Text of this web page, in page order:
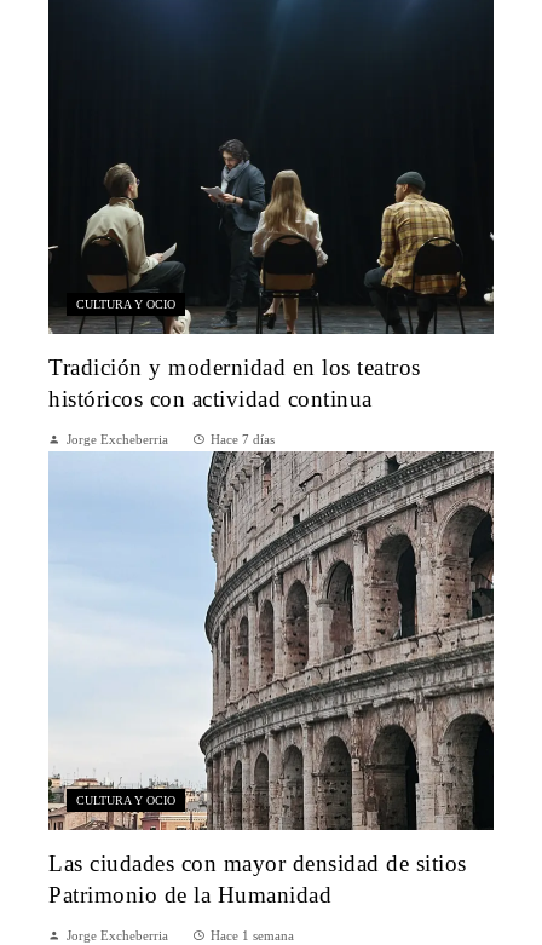
CULTURA Y OCIO
Tradición y modernidad en los teatros
históricos con actividad continua
Jorge Excheberria Hace 7 días
CULTURA Y OCIO
Las ciudades con mayor densidad de sitios
Patrimonio de la Humanidad
Jorge Excheberria Hace 1 semana